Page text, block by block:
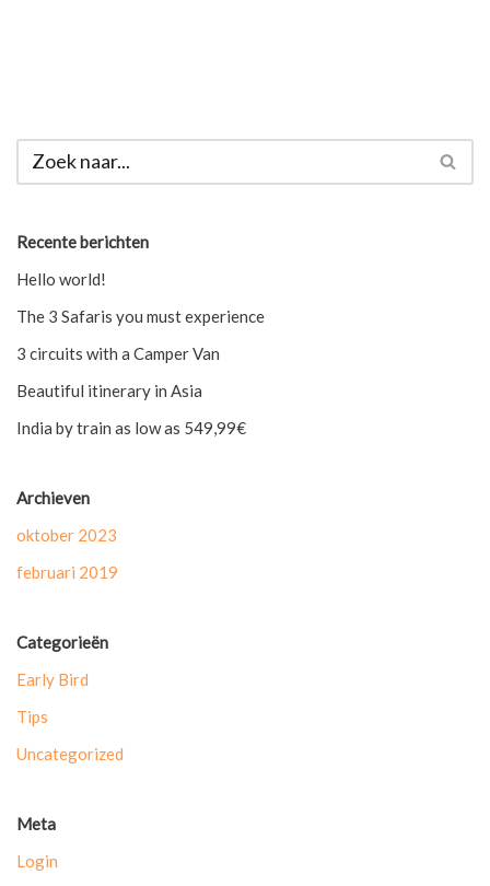
Recente berichten
Hello world!
The 3 Safaris you must experience
3 circuits with a Camper Van
Beautiful itinerary in Asia
India by train as low as 549,99€
Archieven
oktober 2023
februari 2019
Categorieën
Early Bird
Tips
Uncategorized
Meta
Login